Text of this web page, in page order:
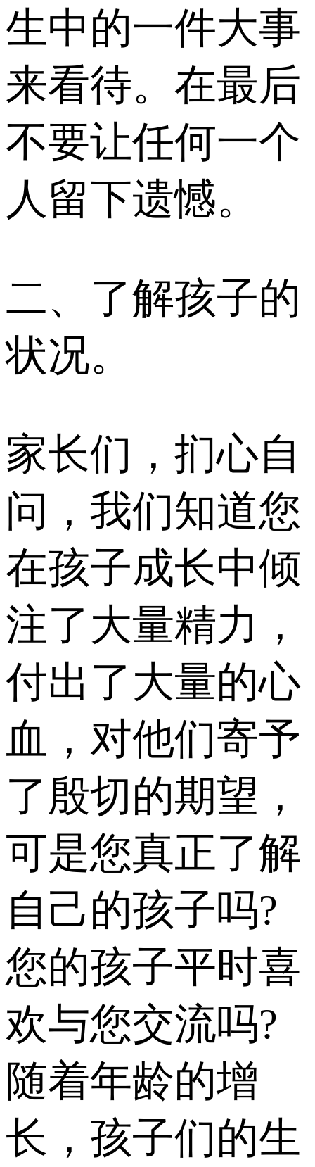
生中的一件大事
来看待。在最后
不要让任何一个
人留下遗憾。
二、了解孩子的
状况。
家长们，扪心自
问，我们知道您
在孩子成长中倾
注了大量精力，
付出了大量的心
血，对他们寄予
了殷切的期望，
可是您真正了解
自己的孩子吗?
您的孩子平时喜
欢与您交流吗?
随着年龄的增
长，孩子们的生